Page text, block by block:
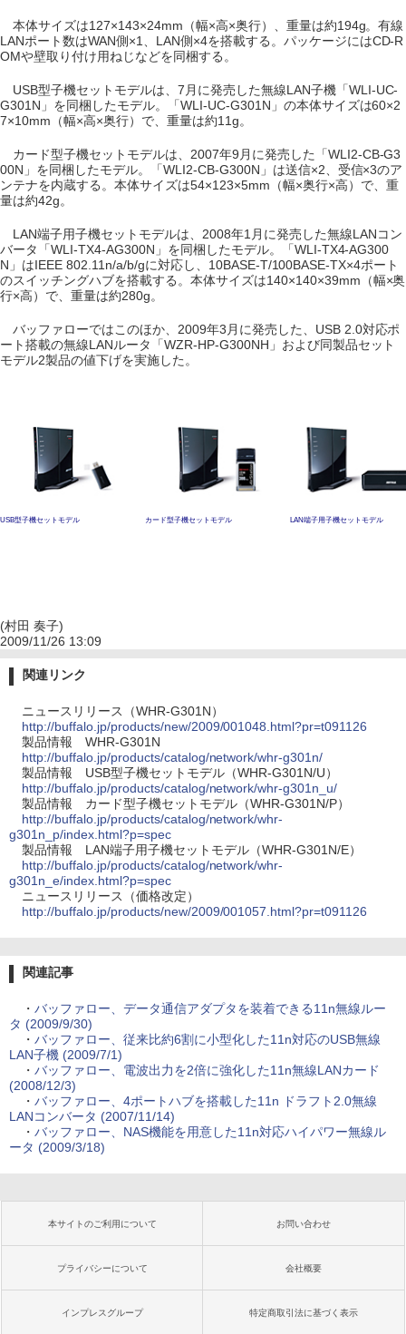
本体サイズは127×143×24mm（幅×高×奥行）、重量は約194g。有線
LANポート数はWAN側×1、LAN側×4を搭載する。パッケージにはCD-R
OMや壁取り付け用ねじなどを同梱する。
USB型子機セットモデルは、7月に発売した無線LAN子機「WLI-UC-
G301N」を同梱したモデル。「WLI-UC-G301N」の本体サイズは60×2
7×10mm（幅×高×奥行）で、重量は約11g。
カード型子機セットモデルは、2007年9月に発売した「WLI2-CB-G3
00N」を同梱したモデル。「WLI2-CB-G300N」は送信×2、受信×3のア
ンテナを内蔵する。本体サイズは54×123×5mm（幅×奥行×高）で、重
量は約42g。
LAN端子用子機セットモデルは、2008年1月に発売した無線LANコン
バータ「WLI-TX4-AG300N」を同梱したモデル。「WLI-TX4-AG300
N」はIEEE 802.11n/a/b/gに対応し、10BASE-T/100BASE-TX×4ポート
のスイッチングハブを搭載する。本体サイズは140×140×39mm（幅×奥
行×高）で、重量は約280g。
バッファローではこのほか、2009年3月に発売した、USB 2.0対応ポ
ート搭載の無線LANルータ「WZR-HP-G300NH」および同製品セット
モデル2製品の値下げを実施した。
USB型子機セットモデル カード型子機セットモデル LAN端子用子機セットモデル
(村田 奏子)
2009/11/26 13:09
関連リンク
ニュースリリース（WHR-G301N）
http://buffalo.jp/products/new/2009/001048.html?pr=t091126
製品情報 WHR-G301N
http://buffalo.jp/products/catalog/network/whr-g301n/
製品情報 USB型子機セットモデル（WHR-G301N/U）
http://buffalo.jp/products/catalog/network/whr-g301n_u/
製品情報 カード型子機セットモデル（WHR-G301N/P）
http://buffalo.jp/products/catalog/network/whr-
g301n_p/index.html?p=spec
製品情報 LAN端子用子機セットモデル（WHR-G301N/E）
http://buffalo.jp/products/catalog/network/whr-
g301n_e/index.html?p=spec
ニュースリリース（価格改定）
http://buffalo.jp/products/new/2009/001057.html?pr=t091126
関連記事
・ バッファロー、データ通信アダプタを装着できる11n無線ルー
タ (2009/9/30)
・ バッファロー、従来比約6割に小型化した11n対応のUSB無線
LAN子機 (2009/7/1)
・ バッファロー、電波出力を2倍に強化した11n無線LANカード
(2008/12/3)
・ バッファロー、4ポートハブを搭載した11n ドラフト2.0無線
LANコンバータ (2007/11/14)
・ バッファロー、NAS機能を用意した11n対応ハイパワー無線ル
ータ (2009/3/18)
本サイトのご利用について お問い合わせ
プライバシーについて 会社概要
インプレスグループ 特定商取引法に基づく表示